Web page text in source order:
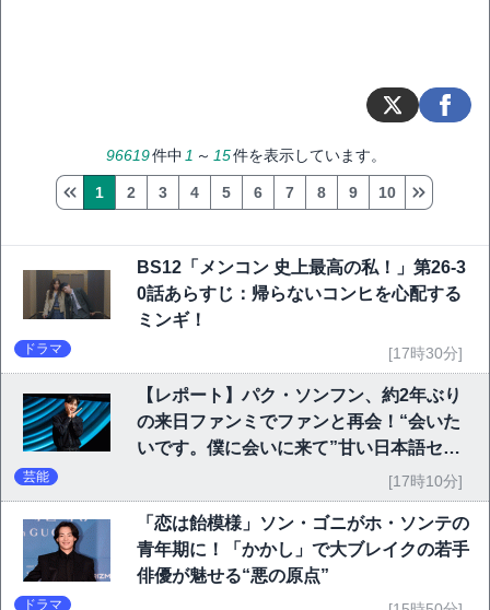
96619件中 1 ～ 15件を表示しています。
1 2 3 4 5 6 7 8 9 10
BS12「メンコン 史上最高の私！」第26-3
0話あらすじ：帰らないコンヒを心配する
ミンギ！
ドラマ [17時30分]
【レポート】パク・ソンフン、約2年ぶり
の来日ファンミでファンと再会！“会いた
いです。僕に会いに来て”甘い日本語セリ
芸能 [17時10分]
「恋は飴模様」ソン・ゴニがホ・ソンテの
青年期に！「かかし」で大ブレイクの若手
俳優が魅せる“悪の原点”
ドラマ